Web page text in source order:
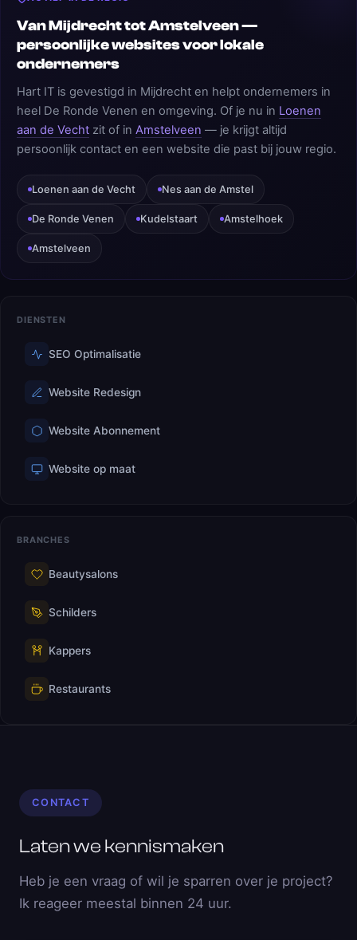
Van Mijdrecht tot Amstelveen —
persoonlijke websites voor lokale
ondernemers
Hart IT is gevestigd in Mijdrecht en helpt ondernemers in
heel De Ronde Venen en omgeving. Of je nu in Loenen
aan de Vecht zit of in Amstelveen — je krijgt altijd
persoonlijk contact en een website die past bij jouw regio.
Loenen aan de Vecht Nes aan de Amstel
De Ronde Venen Kudelstaart Amstelhoek
Amstelveen
DIENSTEN
SEO Optimalisatie
Website Redesign
Website Abonnement
Website op maat
BRANCHES
Beautysalons
Schilders
Kappers
Restaurants
CONTACT
Laten we kennismaken
Heb je een vraag of wil je sparren over je project?
Ik reageer meestal binnen 24 uur.